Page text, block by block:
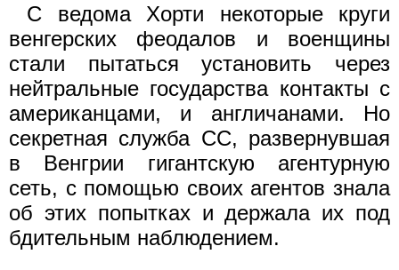
С ведома Хорти некоторые круги
венгерских феодалов и военщины
стали пытаться установить через
нейтральные государства контакты с
американцами, и англичанами. Но
секретная служба СС, развернувшая
в Венгрии гигантскую агентурную
сеть, с помощью своих агентов знала
об этих попытках и держала их под
бдительным наблюдением.